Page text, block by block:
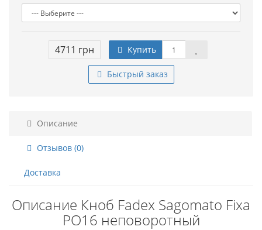
4711 грн Купить
Быстрый заказ
Описание
Отзывов (0)
Доставка
Описание Кноб Fadex Sagomato Fixa
PO16 неповоротный